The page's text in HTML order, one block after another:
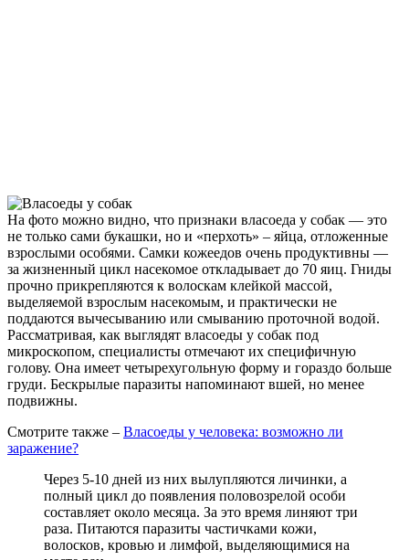
На фото можно видно, что признаки власоеда у собак — это
не только сами букашки, но и «перхоть» – яйца, отложенные
взрослыми особями. Самки кожеедов очень продуктивны —
за жизненный цикл насекомое откладывает до 70 яиц. Гниды
прочно прикрепляются к волоскам клейкой массой,
выделяемой взрослым насекомым, и практически не
поддаются вычесыванию или смыванию проточной водой.
Рассматривая, как выглядят власоеды у собак под
микроскопом, специалисты отмечают их специфичную
голову. Она имеет четырехугольную форму и гораздо больше
груди. Бескрылые паразиты напоминают вшей, но менее
подвижны.
Смотрите также – Власоеды у человека: возможно ли
заражение?
Через 5-10 дней из них вылупляются личинки, а
полный цикл до появления половозрелой особи
составляет около месяца. За это время линяют три
раза. Питаются паразиты частичками кожи,
волосков, кровью и лимфой, выделяющимися на